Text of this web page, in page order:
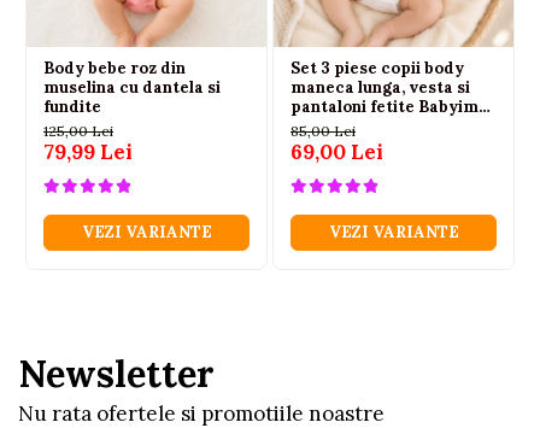
Body bebe roz din
muselina cu dantela si
fundite
125,00 Lei
79,99 Lei
VEZI VARIANTE
Set 3 piese copii body
maneca lunga, vesta si
pantaloni fetite Babyim
100% bumbac roz
85,00 Lei
69,00 Lei
VEZI VARIANTE
Newsletter
Nu rata ofertele si promotiile noastre